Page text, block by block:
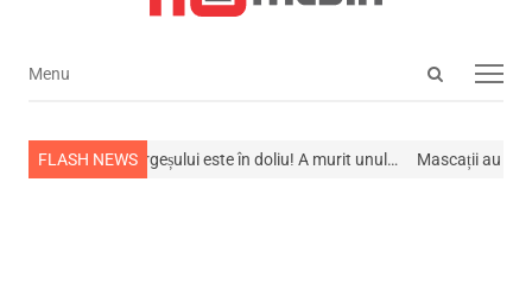
Open
Menu
Menu
FLASH NEWS
a Argeșului este în doliu! A murit unul… Mascații au descins